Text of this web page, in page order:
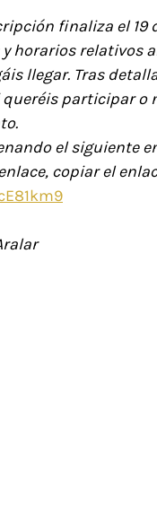
finaliza el 19
horarios relativos
llegar. Tras
participar o
el siguiente
copiar el